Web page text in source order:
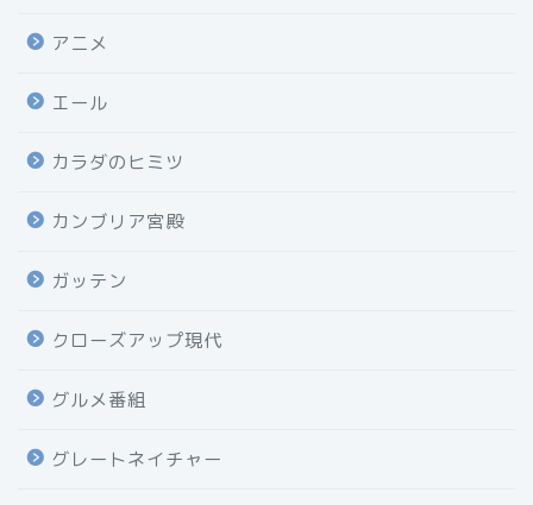
アニメ
エール
カラダのヒミツ
カンブリア宮殿
ガッテン
クローズアップ現代
グルメ番組
グレートネイチャー